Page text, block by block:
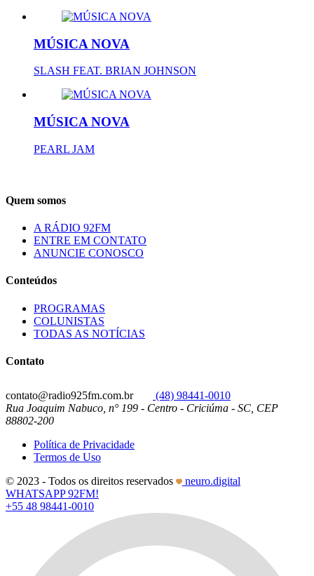
MÚSICA NOVA
SLASH FEAT. BRIAN JOHNSON
MÚSICA NOVA
PEARL JAM
Quem somos
A RÁDIO 92FM
ENTRE EM CONTATO
ANUNCIE CONOSCO
Conteúdos
PROGRAMAS
COLUNISTAS
TODAS AS NOTÍCIAS
Contato
contato@radio925fm.com.br
(48) 98441-0010
Rua Joaquim Nabuco, n° 199 - Centro - Criciúma - SC, CEP
88802-200
Política de Privacidade
Termos de Uso
© 2023 - Todos os direitos reservados
neuro.digital
WHATSAPP 92FM!
+55 48 98441-0010